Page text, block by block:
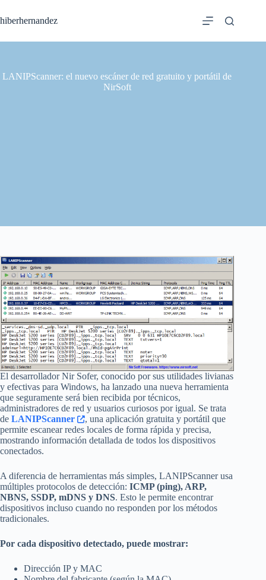
al
contenido
hiberhernandez
LANIPScanner: el nuevo escáner de red gratuito y portátil de
NirSoft
El desarrollador Nir Sofer, conocido por sus utilidades livianas
y efectivas para Windows, ha lanzado una nueva herramienta
que seguramente será bien recibida por técnicos,
administradores de red y usuarios curiosos por igual. Se trata
de LANIPScanner
, una aplicación gratuita y portátil que
permite escanear redes locales de forma rápida y precisa,
mostrando información detallada de todos los dispositivos
conectados.
A diferencia de herramientas más simples, LANIPScanner usa
múltiples protocolos de detección: ICMP (ping), ARP,
NBNS, SSDP, mDNS y DNS. Esto le permite encontrar
dispositivos incluso cuando no responden por los métodos
tradicionales.
Por cada dispositivo detectado, puede mostrar:
Dirección IP y MAC